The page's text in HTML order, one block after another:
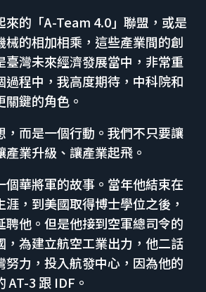
來的「A-Team 4.0」聯盟，或是
械的相加相乘，這些產業間的創
臺灣未來經濟發展當中，非常重
過程中，我高度期待，中科院和
鍵的角色。
，而是一個行動。我們不只要讓
業升級、讓產業起飛。
個華將軍的故事。當年他結束在
，到美國取得博士學位之後，
聘他。但是他接到空軍總司令的
，為建立航空工業出力，他二話
努力，投入航發中心，因為他的
AT-3 跟 IDF。